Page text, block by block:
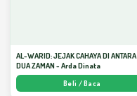
AL-WARID: JEJAK CAHAYA DI ANTARA
DUA ZAMAN - Arda Dinata
Beli / Baca